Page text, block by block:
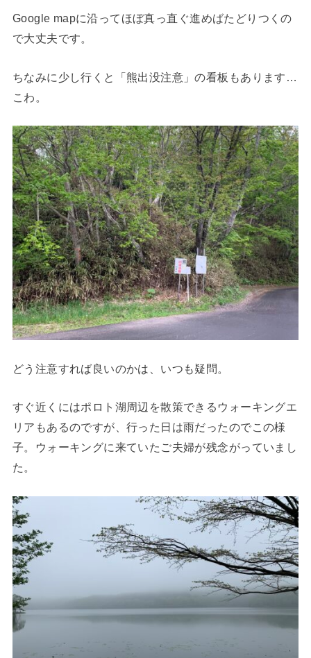
Google mapに沿ってほぼ真っ直ぐ進めばたどりつくの
で大丈夫です。
ちなみに少し行くと「熊出没注意」の看板もあります…
こわ。
どう注意すれば良いのかは、いつも疑問。
すぐ近くにはポロト湖周辺を散策できるウォーキングエ
リアもあるのですが、行った日は雨だったのでこの様
子。ウォーキングに来ていたご夫婦が残念がっていまし
た。